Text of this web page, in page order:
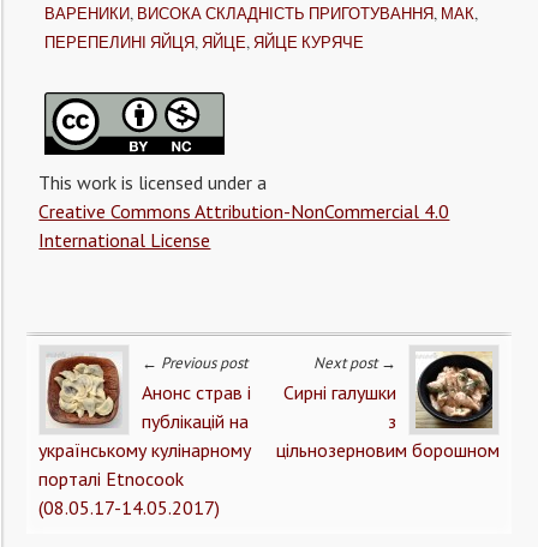
ВАРЕНИКИ, ВИСОКА СКЛАДНІСТЬ ПРИГОТУВАННЯ, МАК,
ПЕРЕПЕЛИНІ ЯЙЦЯ,ЯЙЦЕ,ЯЙЦЕ КУРЯЧЕ
This work is licensed under a
Creative Commons Attribution-NonCommercial 4.0
International License
← Previous post
Анонс страв і
публікацій на
українському кулінарному
порталі Etnocook
(08.05.17-14.05.2017)
Next post →
Сирні галушки
з
цільнозерновим борошном